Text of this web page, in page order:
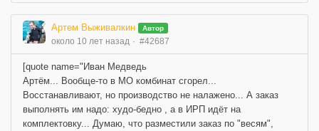
Артем Выживалкин Автор
около 10 лет назад #42687
[quote name="Иван Медведь
Артём... Вообще-то в МО комбинат сгорел...
Восстанавливают, но производство не налажено... А заказ
выполнять им надо: худо-бедно , а в ИРП идёт на
комплектовку... Думаю, что разместили заказ по "весям",